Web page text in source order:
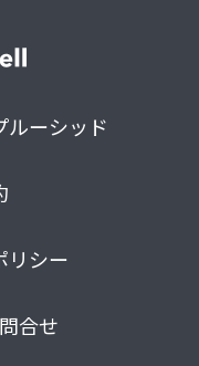
ルーシッド
リシー
合せ